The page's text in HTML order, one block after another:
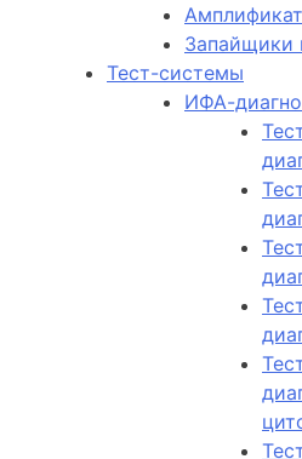
Запайщики
Тест-системы
ИФА-